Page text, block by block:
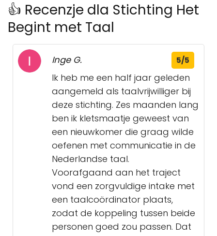
👍 Recenzje dla Stichting Het
Begint met Taal
Inge G. 5/5
Ik heb me een half jaar geleden
aangemeld als taalvrijwilliger bij
deze stichting. Zes maanden lang
ben ik kletsmaatje geweest van
een nieuwkomer die graag wilde
oefenen met communicatie in de
Nederlandse taal.
Voorafgaand aan het traject
vond een zorgvuldige intake met
een taalcoördinator plaats,
zodat de koppeling tussen beide
personen goed zou passen. Dat